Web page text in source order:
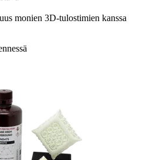
monien 3D-tulostimien kanssa